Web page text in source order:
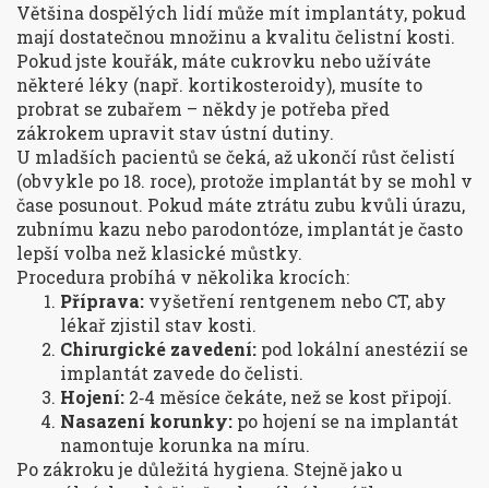
Většina dospělých lidí může mít implantáty, pokud
mají dostatečnou množinu a kvalitu čelistní kosti.
Pokud jste kouřák, máte cukrovku nebo užíváte
některé léky (např. kortikosteroidy), musíte to
probrat se zubařem – někdy je potřeba před
zákrokem upravit stav ústní dutiny.
U mladších pacientů se čeká, až ukončí růst čelistí
(obvykle po 18. roce), protože implantát by se mohl v
čase posunout. Pokud máte ztrátu zubu kvůli úrazu,
zubnímu kazu nebo parodontóze, implantát je často
lepší volba než klasické můstky.
Procedura probíhá v několika krocích:
Příprava: vyšetření rentgenem nebo CT, aby
lékař zjistil stav kosti.
Chirurgické zavedení: pod lokální anestézií se
implantát zavede do čelisti.
Hojení: 2‑4 měsíce čekáte, než se kost připojí.
Nasazení korunky: po hojení se na implantát
namontuje korunka na míru.
Po zákroku je důležitá hygiena. Stejně jako u